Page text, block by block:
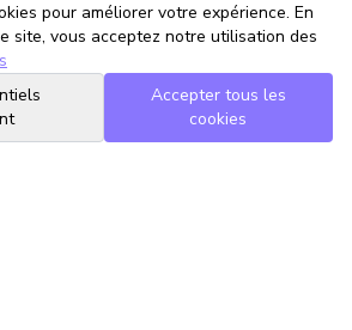
pour améliorer votre expérience. En
site, vous acceptez notre utilisation des
Accepter tous les
cookies